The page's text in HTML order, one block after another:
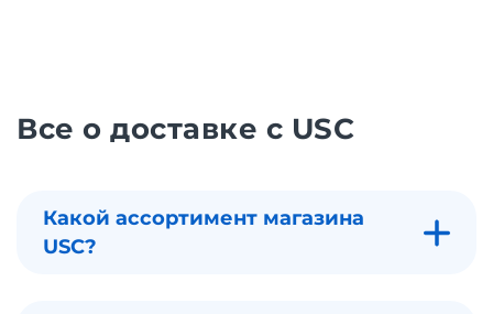
Все о доставке с USC
Какой ассортимент магазина
USC?